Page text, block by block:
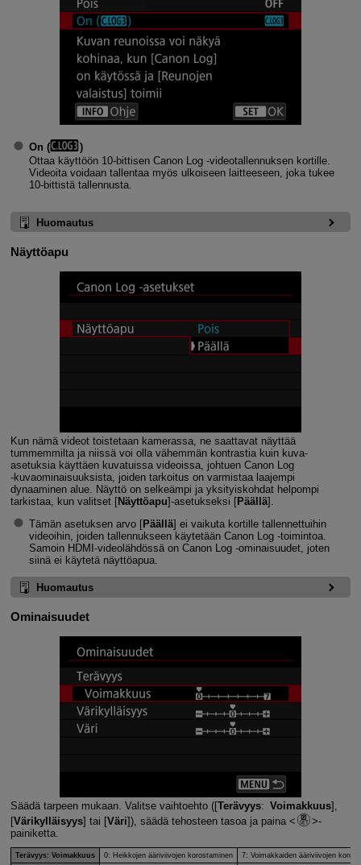
On (
)
Ottaa käyttöön 10-bittisen Canon Log ‑videotallennuksen kortille.
Videoita voidaan tallentaa myös ulkoiseen laitteeseen, joka tukee
10-bittistä tallennusta.
Huomautus
Näyttöapu
Kun nämä videot toistetaan kamerassa, ne saattavat näyttää
tummemmilta ja niissä voi olla vähemmän kontrastia kuin kuva-
asetuksia käyttäen kuvatuissa videoissa, johtuen Canon Log
‑kuvaominaisuuksista, joiden tarkoitus on varmistaa laajempi
dynaaminen alue. Näyttö on selkeämpi ja yksityiskohdat helpompi
tarkistaa, kun valitset [Näyttöapu]-asetukseksi [Päällä].
Tämän asetuksen arvo [Päällä] ei vaikuta kortille tallennettuihin
videoihin, joiden tallennukseen käytetään Canon Log ‑toimintoa.
Samoin HDMI-videolähdössä on Canon Log ‑ominaisuudet, joten
siinä ei käytetä näyttöapua.
Huomautus
Ominaisuudet
Säädä tarpeen mukaan. Valitse vaihtoehto ([Terävyys: Voimakkuus],
[Värikylläisyys] tai [Väri]), säädä tehosteen tasoa ja paina
-
painiketta.
Terävyys: Voimakkuus 0: Heikkojen ääriviivojen korostaminen
7: Voimakkaiden ääriviivojen